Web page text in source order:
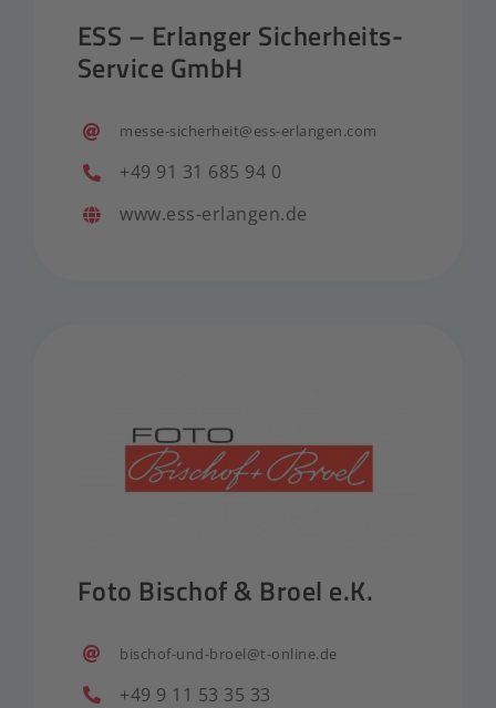
ESS – Erlanger Sicherheits-
Service GmbH
messe-sicherheit@ess-erlangen.com
+49 91 31 685 94 0
www.ess-erlangen.de
Foto Bischof & Broel e.K.
bischof-und-broel@t-online.de
+49 9 11 53 35 33